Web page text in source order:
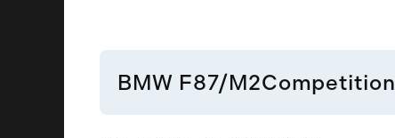
BMW F87/M2Competition